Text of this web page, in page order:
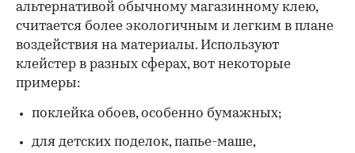
00:00 / 00:00
альтернативой обычному магазинному клею,
считается более экологичным и легким в плане
воздействия на материалы. Используют
клейстер в разных сферах, вот некоторые
примеры:
поклейка обоев, особенно бумажных;
для детских поделок, папье-маше,